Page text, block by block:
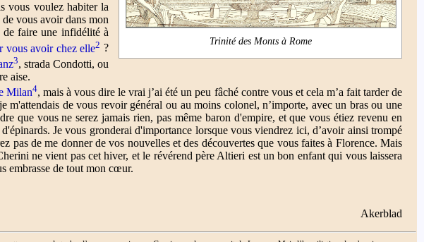
Trinité des Monts à Rome
vous voulez habiter la
vous avoir dans mon
de faire une infidélité à
vous avoir chez elle2 ?
3, strada Condotti, ou
aise.
Milan4, mais à vous dire le vrai j’ai été un peu fâché contre vous et cela m’a fait tarder de
de vous revoir général ou au moins colonel, n’importe, avec un bras ou une
que vous ne serez jamais rien, pas même baron d'empire, et que vous étiez revenu en
Je vous gronderai d'importance lorsque vous viendrez ici, d’avoir ainsi trompé
pas de me donner de vos nouvelles et des découvertes que vous faites à Florence. Mais
ne vient pas cet hiver, et le révérend père Altieri est un bon enfant qui vous laissera
embrasse de tout mon cœur.
Akerblad